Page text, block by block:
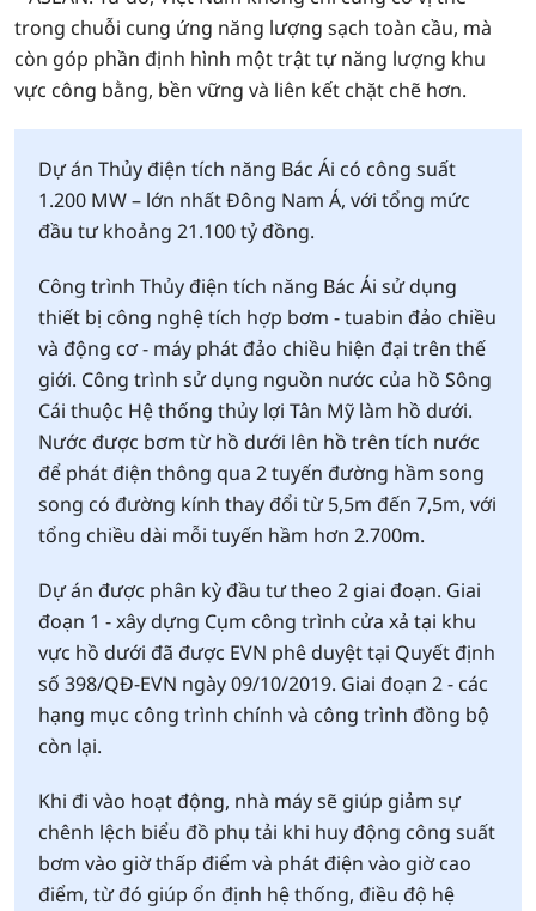
trong chuỗi cung ứng năng lượng sạch toàn cầu, mà
còn góp phần định hình một trật tự năng lượng khu
vực công bằng, bền vững và liên kết chặt chẽ hơn.
Dự án Thủy điện tích năng Bác Ái có công suất
1.200 MW – lớn nhất Đông Nam Á, với tổng mức
đầu tư khoảng 21.100 tỷ đồng.
Công trình Thủy điện tích năng Bác Ái sử dụng
thiết bị công nghệ tích hợp bơm - tuabin đảo chiều
và động cơ - máy phát đảo chiều hiện đại trên thế
giới. Công trình sử dụng nguồn nước của hồ Sông
Cái thuộc Hệ thống thủy lợi Tân Mỹ làm hồ dưới.
Nước được bơm từ hồ dưới lên hồ trên tích nước
để phát điện thông qua 2 tuyến đường hầm song
song có đường kính thay đổi từ 5,5m đến 7,5m, với
tổng chiều dài mỗi tuyến hầm hơn 2.700m.
Dự án được phân kỳ đầu tư theo 2 giai đoạn. Giai
đoạn 1 - xây dựng Cụm công trình cửa xả tại khu
vực hồ dưới đã được EVN phê duyệt tại Quyết định
số 398/QĐ-EVN ngày 09/10/2019. Giai đoạn 2 - các
hạng mục công trình chính và công trình đồng bộ
còn lại.
Khi đi vào hoạt động, nhà máy sẽ giúp giảm sự
chênh lệch biểu đồ phụ tải khi huy động công suất
bơm vào giờ thấp điểm và phát điện vào giờ cao
điểm, từ đó giúp ổn định hệ thống, điều độ hệ